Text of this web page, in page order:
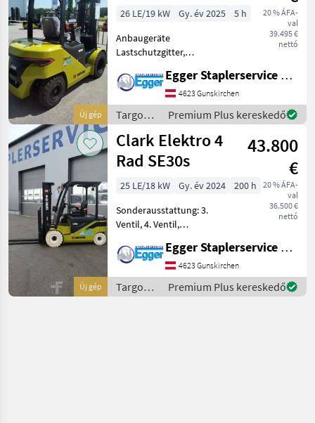
Új gép
20 % ÁFA-
val
39.495 €
nettó
26 LE/19 kW Gy. év 2025
5 h
Anbaugeräte
Lastschutzgitter,
verschlaucht bis
Gabelträger
Sonderausstattung 3.
Ventil, 4. Ventil,
Arbeitsscheinwerfer hinten,
Arbeits
Egger Staplerservice GmbH &Co KG
4623 Gunskirchen
Targoncák
és
raktártechnika
/ Clark
Premium Plus kereskedő
Új gép
Clark Elektro 4
Rad SE30s
43.800
€
20 % ÁFA-
val
36.500 €
nettó
25 LE/18 kW Gy. év 2024
200 h
Sonderausstattung: 3.
Ventil, 4. Ventil,
Arbeitsscheinwerfer vorn,
Lastschutzgitter,
Magnetventil, Vollfreihub,
CE Zertifikat, Einpedal,
Egger Staplerservice GmbH &Co KG
4623 Gunskirchen
Targoncák
és
Premium Plus kereskedő